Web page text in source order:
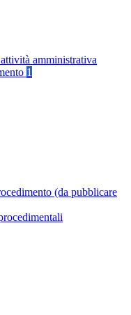
amministrativa
1
(da pubblicare